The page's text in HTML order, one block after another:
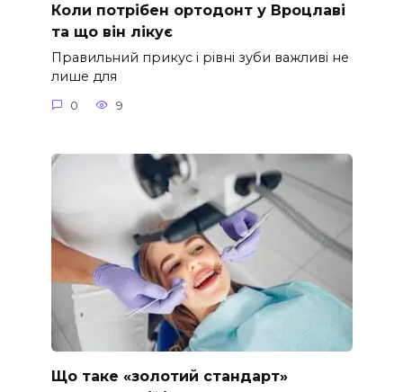
Коли потрібен ортодонт у Вроцлаві
та що він лікує
Правильний прикус і рівні зуби важливі не
лише для
0 9
Що таке «золотий стандарт»